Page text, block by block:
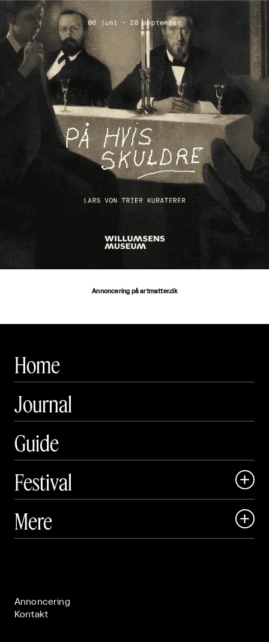
Annoncering på artmatter.dk
Home
Journal
Guide
Festival

 Art Matter Festival
Mere 
Annoncering
Kontakt